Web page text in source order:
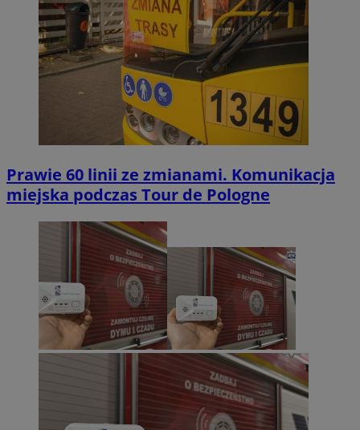
Prawie 60 linii ze zmianami. Komunikacja
miejska podczas Tour de Pologne